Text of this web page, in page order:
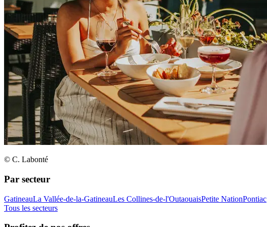
© C. Labonté
Par secteur
GatineauLa Vallée-de-la-GatineauLes Collines-de-l'OutaouaisPetite NationPontiac
Tous les secteurs